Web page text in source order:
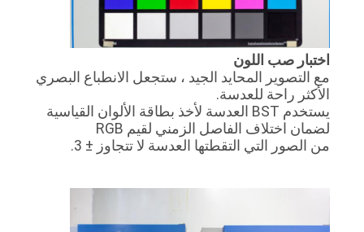
اختبار صب اللون
مع التصوير المحايد الجيد ، ستجعل الانطباع البصري
الأكثر راحة للعدسة.
يستخدم BST العدسة لأخذ بطاقة الألوان القياسية
لضمان اختلاف الفاصل الزمني لقيم RGB
من الصور التي التقطتها العدسة لا تتجاوز ± 3.